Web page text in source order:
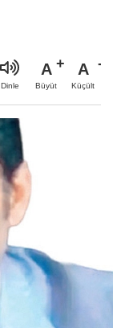
Dinle
A
Büyüt
A
Küçült